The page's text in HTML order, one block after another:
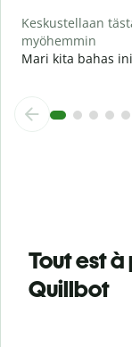
Keskustellaan
myöhemmin
Mari kita bahas
Tout est
Quillbot